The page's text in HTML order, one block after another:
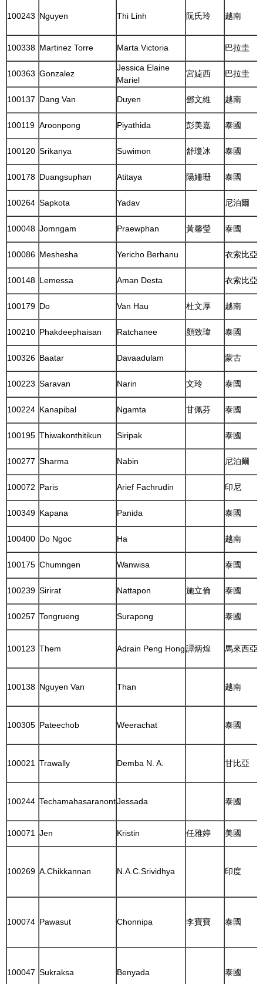
100243 Nguyen Thi Linh 阮氏玲 越南
100338 Martinez Torre Marta Victoria 巴拉圭
100363 Gonzalez
Jessica Elaine
Mariel
宮媫西 巴拉圭
100137 Dang Van Duyen 鄧文維 越南
100119 Aroonpong Piyathida 彭美嘉 泰國
100120 Srikanya Suwimon 舒瓊冰 泰國
100178 Duangsuphan Atitaya 陽姍珊 泰國
100264 Sapkota Yadav 尼泊爾
100048 Jomngam Praewphan 黃馨瑩 泰國
100086 Meshesha Yericho Berhanu 衣索比亞
100148 Lemessa Aman Desta 衣索比亞
100179 Do Van Hau 杜文厚 越南
100210 Phakdeephaisan Ratchanee 顏致瑋 泰國
100326 Baatar Davaadulam 蒙古
100223 Saravan Narin 文玲 泰國
100224 Kanapibal Ngamta 甘佩芬 泰國
100195 Thiwakonthitikun Siripak 泰國
100277 Sharma Nabin 尼泊爾
100072 Paris Arief Fachrudin 印尼
100349 Kapana Panida 泰國
100400 Do Ngoc Ha 越南
100175 Chumngen Wanwisa 泰國
100239 Sirirat Nattapon 施立倫 泰國
100257 Tongrueng Surapong 泰國
100123 Them Adrain Peng Hong譚炳煌 馬來西亞
100138 Nguyen Van Than 越南
100305 Pateechob Weerachat 泰國
100021 Trawally Demba N. A. 甘比亞
100244 TechamahasaranontJessada 泰國
100071 Jen Kristin 任雅婷 美國
100269 A.Chikkannan N.A.C.Srividhya 印度
100074 Pawasut Chonnipa 李寶寶 泰國
100047 Sukraksa Benyada 泰國